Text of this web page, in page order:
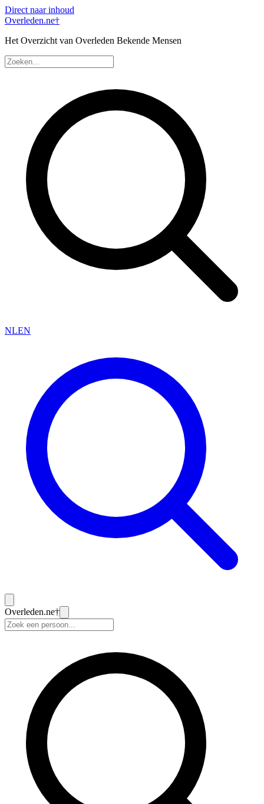
Direct naar inhoud
Overleden.ne†
Het Overzicht van Overleden Bekende Mensen
NLEN
Overleden.ne†